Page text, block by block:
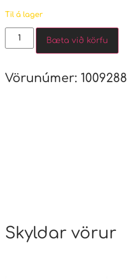
Til á lager
Bæta við körfu
Vörunúmer: 1009288
Skyldar vörur